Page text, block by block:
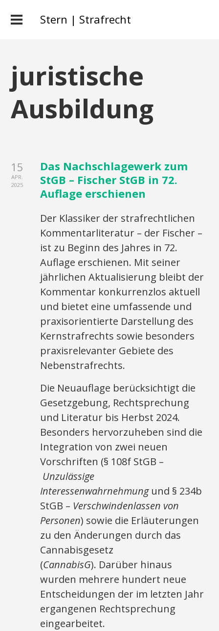
Stern | Strafrecht
juristische
Ausbildung
15
APR.
2025
Das Nachschlagewerk zum
StGB – Fischer StGB in 72.
Auflage erschienen
Der Klassiker der strafrechtlichen
Kommentarliteratur – der Fischer –
ist zu Beginn des Jahres in 72.
Auflage erschienen. Mit seiner
jährlichen Aktualisierung bleibt der
Kommentar konkurrenzlos aktuell
und bietet eine umfassende und
praxisorientierte Darstellung des
Kernstrafrechts sowie besonders
praxisrelevanter Gebiete des
Nebenstrafrechts.
Die Neuauflage berücksichtigt die
Gesetzgebung, Rechtsprechung
und Literatur bis Herbst 2024.
Besonders hervorzuheben sind die
Integration von zwei neuen
Vorschriften (§ 108f StGB –
Unzulässige
Interessenwahrnehmungund § 234b
StGB – Verschwindenlassen von
Personen) sowie die Erläuterungen
zu den Änderungen durch das
Cannabisgesetz
(CannabisG). Darüber hinaus
wurden mehrere hundert neue
Entscheidungen der im letzten Jahr
ergangenen Rechtsprechung
eingearbeitet.